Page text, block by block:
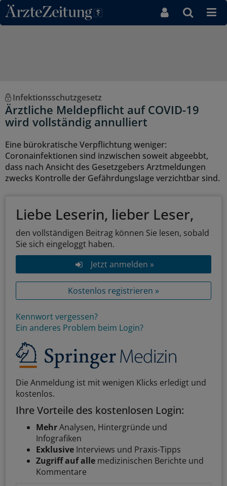
Direkt zum Inhaltsbereich
Infektionsschutzgesetz
Ärztliche Meldepflicht auf COVID-19
wird vollständig annulliert
Eine bürokratische Verpflichtung weniger:
Coronainfektionen sind inzwischen soweit abgeebbt,
dass nach Ansicht des Gesetzgebers Arztmeldungen
zwecks Kontrolle der Gefährdungslage verzichtbar sind.
Liebe Leserin, lieber Leser,
den vollständigen Beitrag können Sie lesen, sobald
Sie sich eingeloggt haben.
Jetzt anmelden »
Kostenlos registrieren »
Kennwort vergessen?
Ein anderes Problem beim Login?
Die Anmeldung ist mit wenigen Klicks erledigt und
kostenlos.
Ihre Vorteile des kostenlosen Login:
MehrAnalysen, Hintergründe und
Infografiken
Exklusive Interviews und Praxis-Tipps
Zugriff auf alle medizinischen Berichte und
Kommentare